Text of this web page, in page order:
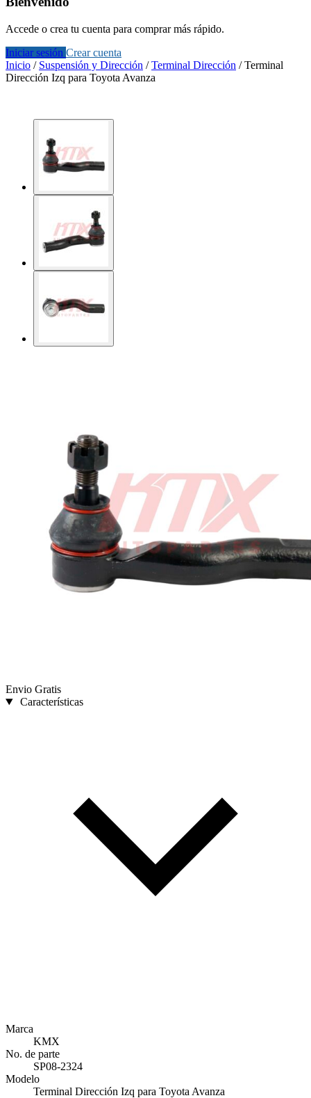
Accede o crea tu cuenta para comprar más rápido.
Iniciar sesión Crear cuenta
Inicio / Suspensión y Dirección /Terminal Dirección /Terminal
Dirección Izq para Toyota Avanza
Envio Gratis
Características
Marca
KMX
No. de parte
SP08-2324
Modelo
Terminal Dirección Izq para Toyota Avanza